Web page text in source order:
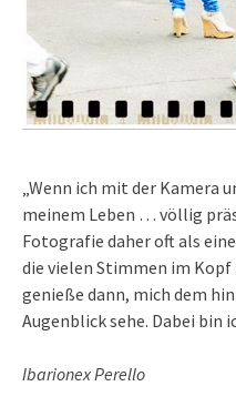
„Wenn ich mit der Kamera
meinem Leben … völlig
Fotografie daher oft als
die vielen Stimmen im
genieße dann, mich dem
Augenblick sehe. Dabei bin
Ibarionex Perello